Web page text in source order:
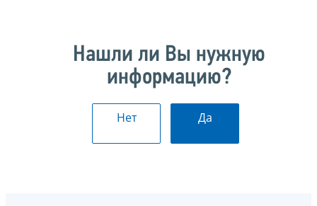
Нашли ли Вы нужную
информацию?
Нет Да